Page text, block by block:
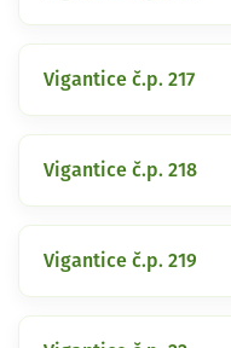
Vigantice č.p. 217
Vigantice č.p. 218
Vigantice č.p. 219